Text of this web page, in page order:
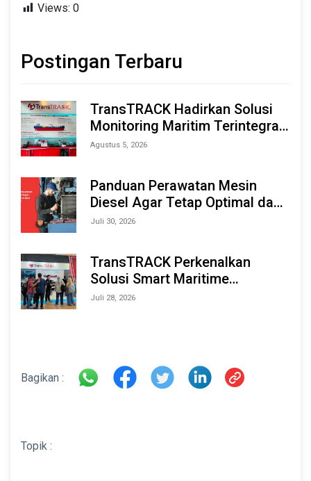
Views: 0
Postingan Terbaru
TransTRACK Hadirkan Solusi
Monitoring Maritim Terintegrasi
Berbasis AI & IoT di Indonesia
Agustus 5, 2026
Panduan Perawatan Mesin
Diesel Agar Tetap Optimal dan
Tahan Lama
Juli 30, 2026
TransTRACK Perkenalkan
Solusi Smart Maritime
Monitoring Berbasis AI dan IoT
Juli 28, 2026
Bagikan :
Topik :